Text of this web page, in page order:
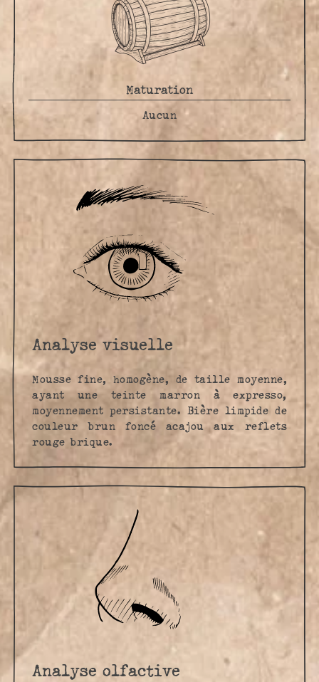
Maturation
Aucun
Analyse visuelle
Mousse fine, homogène, de taille moyenne,
ayant une teinte marron à expresso,
moyennement persistante. Bière limpide de
couleur brun foncé acajou aux reflets
rouge brique.
Analyse olfactive